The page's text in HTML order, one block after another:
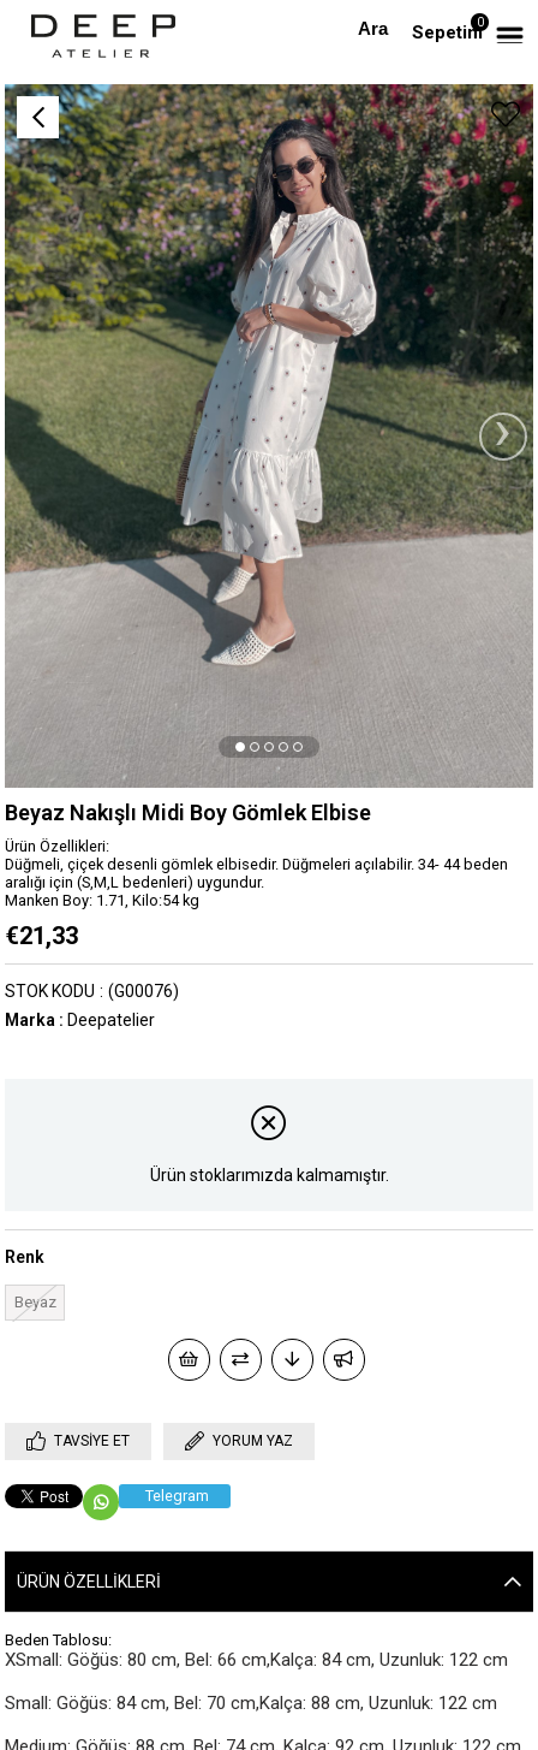
Sepetim0
Anasayfa Beyaz Nakışlı Midi Boy Gömlek Elbise
›
Beyaz Nakışlı Midi Boy Gömlek Elbise
Ürün Özellikleri:
Düğmeli, çiçek desenli gömlek elbisedir. Düğmeleri açılabilir. 34- 44 beden
aralığı için (S,M,L bedenleri) uygundur.
Manken Boy: 1.71, Kilo:54 kg
€21,33
(G00076)
STOK KODU
Marka : Deepatelier
Ürün stoklarımızda kalmamıştır.
Renk
Beyaz
TAVSIYE ET YORUM YAZ
Telegram
ÜRÜN ÖZELLIKLERI
Beden Tablosu:
XSmall: Göğüs: 80 cm, Bel: 66 cm,Kalça: 84 cm, Uzunluk: 122 cm
Small: Göğüs: 84 cm, Bel: 70 cm,Kalça: 88 cm, Uzunluk: 122 cm